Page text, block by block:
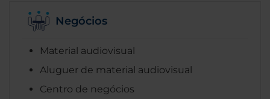
Negócios
Material audiovisual
Aluguer de material audiovisual
Centro de negócios